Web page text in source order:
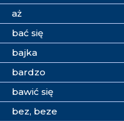
aż
bać się
bajka
bardzo
bawić się
bez, beze